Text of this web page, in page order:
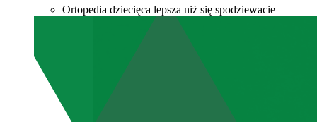
Ortopedia dziecięca lepsza niż się spodziewacie